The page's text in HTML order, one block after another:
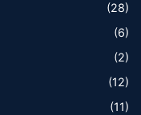
(28)
(6)
(2)
(12)
(11)